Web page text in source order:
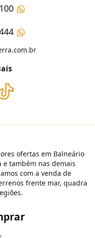
ofertas em Balneário
e também nas demais
com a venda de
frente mar, quadra